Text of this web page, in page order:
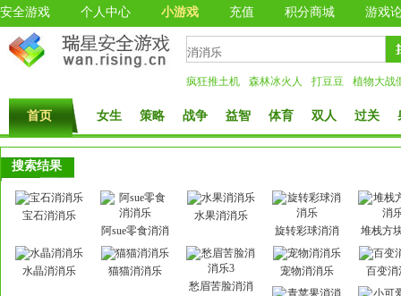
安全游戏 个人中心 小游戏 充值 积分商城 游戏
疯狂推土机 森林冰火人 打豆豆 植物大战
首页 女生 策略 战争 益智 体育 双人 过关
搜索结果
宝石消消乐
阿sue零食消消
水果消消乐
旋转彩球消消
堆栈方
水晶消消乐
猫猫消消乐
愁眉苦脸消消
宠物消消乐 百变消